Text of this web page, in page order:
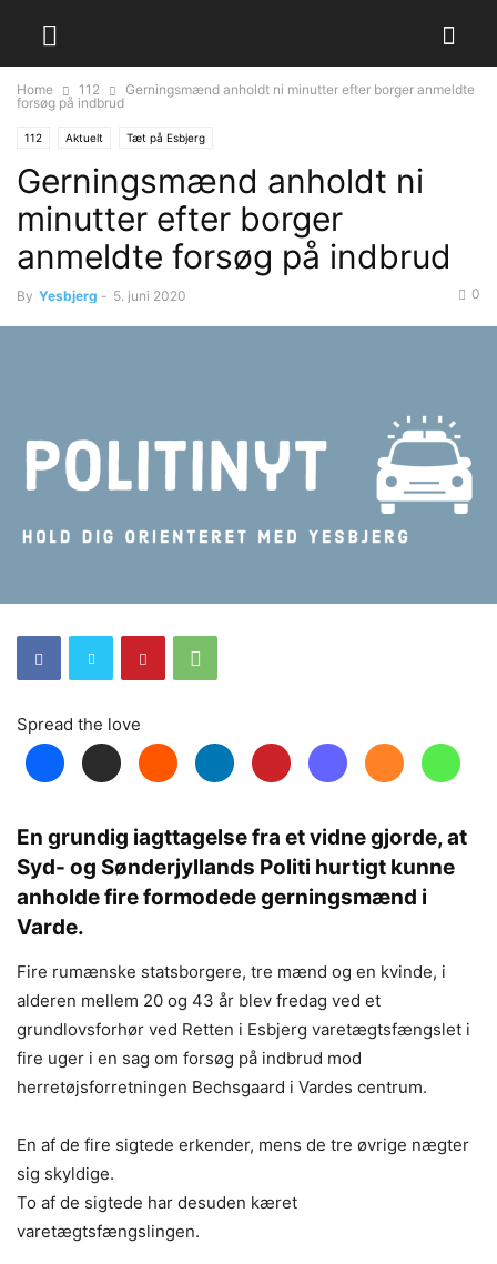
Home 112
Gerningsmænd anholdt ni minutter efter borger anmeldte
forsøg på indbrud
112 Aktuelt Tæt på Esbjerg
Gerningsmænd anholdt ni
minutter efter borger
anmeldte forsøg på indbrud
By Yesbjerg - 5. juni 2020 0
Spread the love
En grundig iagttagelse fra et vidne gjorde, at
Syd- og Sønderjyllands Politi hurtigt kunne
anholde fire formodede gerningsmænd i
Varde.
Fire rumænske statsborgere, tre mænd og en kvinde, i
alderen mellem 20 og 43 år blev fredag ved et
grundlovsforhør ved Retten i Esbjerg varetægtsfængslet i
fire uger i en sag om forsøg på indbrud mod
herretøjsforretningen Bechsgaard i Vardes centrum.
En af de fire sigtede erkender, mens de tre øvrige nægter
sig skyldige.
To af de sigtede har desuden kæret
varetægtsfængslingen.